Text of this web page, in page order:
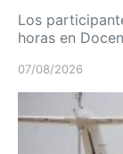
Los
horas en
07/08/2026